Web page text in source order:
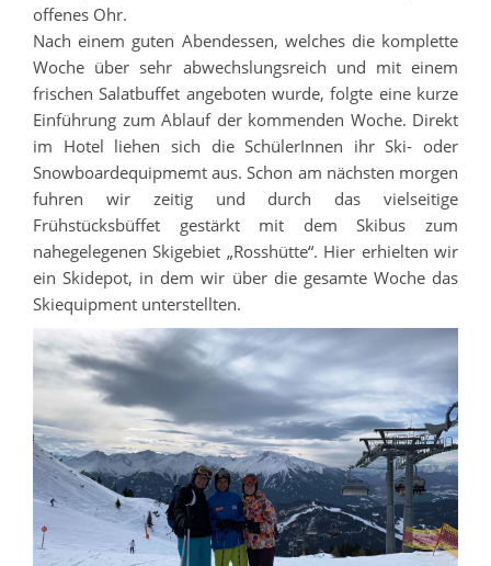
offenes Ohr.
Nach einem guten Abendessen, welches die komplette
Woche über sehr abwechslungsreich und mit einem
frischen Salatbuffet angeboten wurde, folgte eine kurze
Einführung zum Ablauf der kommenden Woche. Direkt
im Hotel liehen sich die SchülerInnen ihr Ski- oder
Snowboardequipmemt aus. Schon am nächsten morgen
fuhren wir zeitig und durch das vielseitige
Frühstücksbüffet gestärkt mit dem Skibus zum
nahegelegenen Skigebiet „Rosshütte“. Hier erhielten wir
ein Skidepot, in dem wir über die gesamte Woche das
Skiequipment unterstellten.